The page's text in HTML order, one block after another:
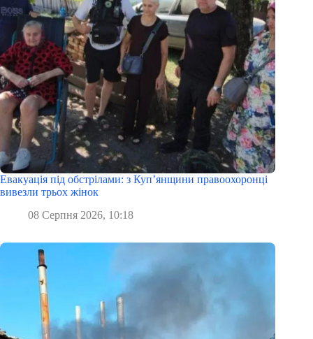
Евакуація під обстрілами: з Куп’янщини правоохоронці
вивезли трьох жінок
08 Серпня 2026, 10:18